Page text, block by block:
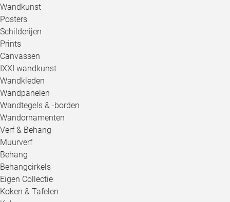
Wandkunst
Posters
Schilderijen
Prints
Canvassen
IXXI wandkunst
Wandkleden
Wandpanelen
Wandtegels & -borden
Wandornamenten
Verf & Behang
Muurverf
Behang
Behangcirkels
Eigen Collectie
Koken & Tafelen